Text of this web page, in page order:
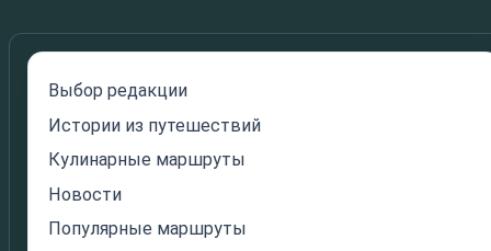
Выбор редакции
Истории из путешествий
Кулинарные маршруты
Новости
Популярные маршруты